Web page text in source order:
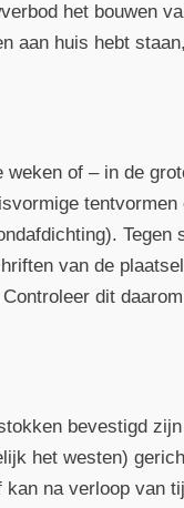
het bouwen
aan huis hebt
weken of – in de
tentvormen
Tegen
van de
dit
bevestigd
het westen)
kan na verloop van